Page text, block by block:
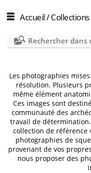
Accueil/
Rechercher dans
Les photographies
résolution. Plusieurs
même élément
Ces images sont
communauté des
travail de
collection de
photographies de
provenant de vos
nous proposer des